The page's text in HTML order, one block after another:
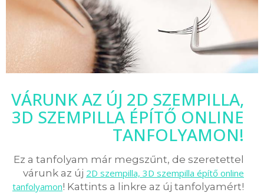
VÁRUNK AZ ÚJ 2D SZEMPILLA,
3D SZEMPILLA ÉPÍTŐ ONLINE
TANFOLYAMON!
Ez a tanfolyam már megszűnt, de szeretettel
várunk az új 2D szempilla, 3D szempilla építő online
tanfolyamon! Kattints a linkre az új tanfolyamért!